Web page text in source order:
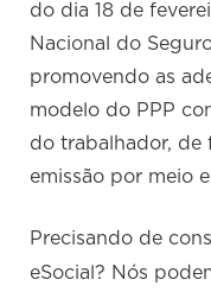
do dia 18 de
Nacional do
promovendo as
modelo do PPP
do trabalhador, de
emissão por meio
Precisando de
eSocial? Nós